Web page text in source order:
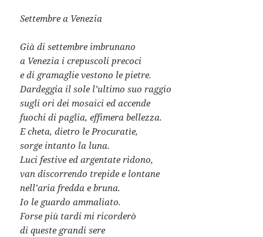
Settembre a Venezia
Già di settembre imbrunano
a Venezia i crepuscoli precoci
e di gramaglie vestono le pietre.
Dardeggia il sole l’ultimo suo raggio
sugli ori dei mosaici ed accende
fuochi di paglia, effimera bellezza.
E cheta, dietro le Procuratìe,
sorge intanto la luna.
Luci festive ed argentate ridono,
van discorrendo trepide e lontane
nell’aria fredda e bruna.
Io le guardo ammaliato.
Forse più tardi mi ricorderò
di queste grandi sere